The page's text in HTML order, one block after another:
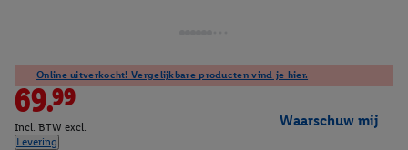
Online uitverkocht! Vergelijkbare producten vind je hier.
69.99
Incl. BTW excl.
Levering
Waarschuw mij